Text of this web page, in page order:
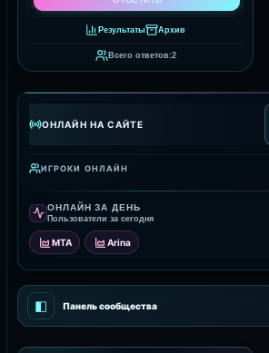
Результаты Архив
Всего ответов:2
ОНЛАЙН НА САЙТЕ
ИГРОКИ ОНЛАЙН
ОНЛАЙН ЗА ДЕНЬ
Пользователи за сегодня
MTA Arina
◧ Панель сообщества